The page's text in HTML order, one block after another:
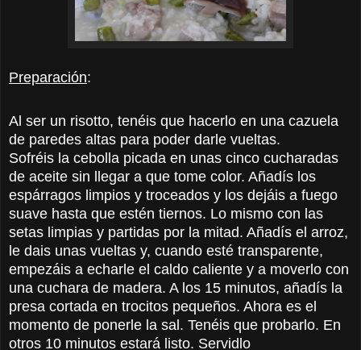
Preparación:
Al ser un risotto, tenéis que hacerlo en una cazuela
de paredes altas para poder darle vueltas.
Sofréis la cebolla picada en unas cinco cucharadas
de aceite sin llegar a que tome color. Añadís los
espárragos limpios y troceados y los dejáis a fuego
suave hasta que estén tiernos. Lo mismo con las
setas limpias y partidas por la mitad. Añadís el arroz,
le dais unas vueltas y, cuando esté transparente,
empezáis a echarle el caldo caliente y a moverlo con
una cuchara de madera. A los 15 minutos, añadís la
presa cortada en trocitos pequeños. Ahora es el
momento de ponerle la sal. Tenéis que probarlo. En
otros 10 minutos estará listo. Servidlo